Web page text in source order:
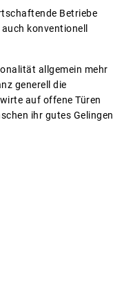
Betriebe
konventionell
allgemein mehr
generell die
auf offene Türen
ihr gutes Gelingen